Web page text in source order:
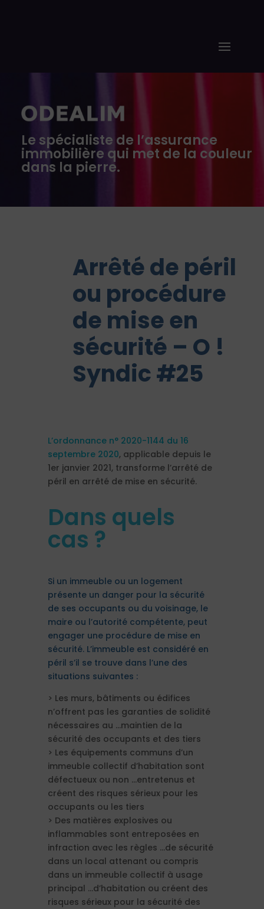
Le spécialiste de l’assurance
immobilière qui met de la couleur
dans la pierre.
Arrêté de péril
ou procédure
de mise en
sécurité – O !
Syndic #25
L’ordonnance n° 2020-1144 du 16
septembre 2020, applicable depuis le
1er janvier 2021, transforme l’arrêté de
péril en arrêté de mise en sécurité.
Dans quels
cas ?
Si un immeuble ou un logement
présente un danger pour la sécurité
de ses occupants ou du voisinage, le
maire ou l’autorité compétente, peut
engager une procédure de mise en
sécurité. L’immeuble est considéré en
péril s’il se trouve dans l’une des
situations suivantes :
> Les murs, bâtiments ou édifices
n’offrent pas les garanties de solidité
nécessaires au …maintien de la
sécurité des occupants et des tiers
> Les équipements communs d’un
immeuble collectif d’habitation sont
défectueux ou non …entretenus et
créent des risques sérieux pour les
occupants ou les tiers
> Des matières explosives ou
inflammables sont entreposées en
infraction avec les règles …de sécurité
dans un local attenant ou compris
dans un immeuble collectif à usage
principal …d’habitation ou créent des
risques sérieux pour la sécurité des